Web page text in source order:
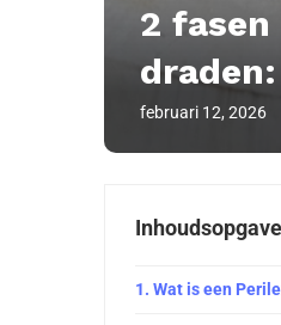
2
februari 12, 2026
Inhoudsopgave
Wat is een